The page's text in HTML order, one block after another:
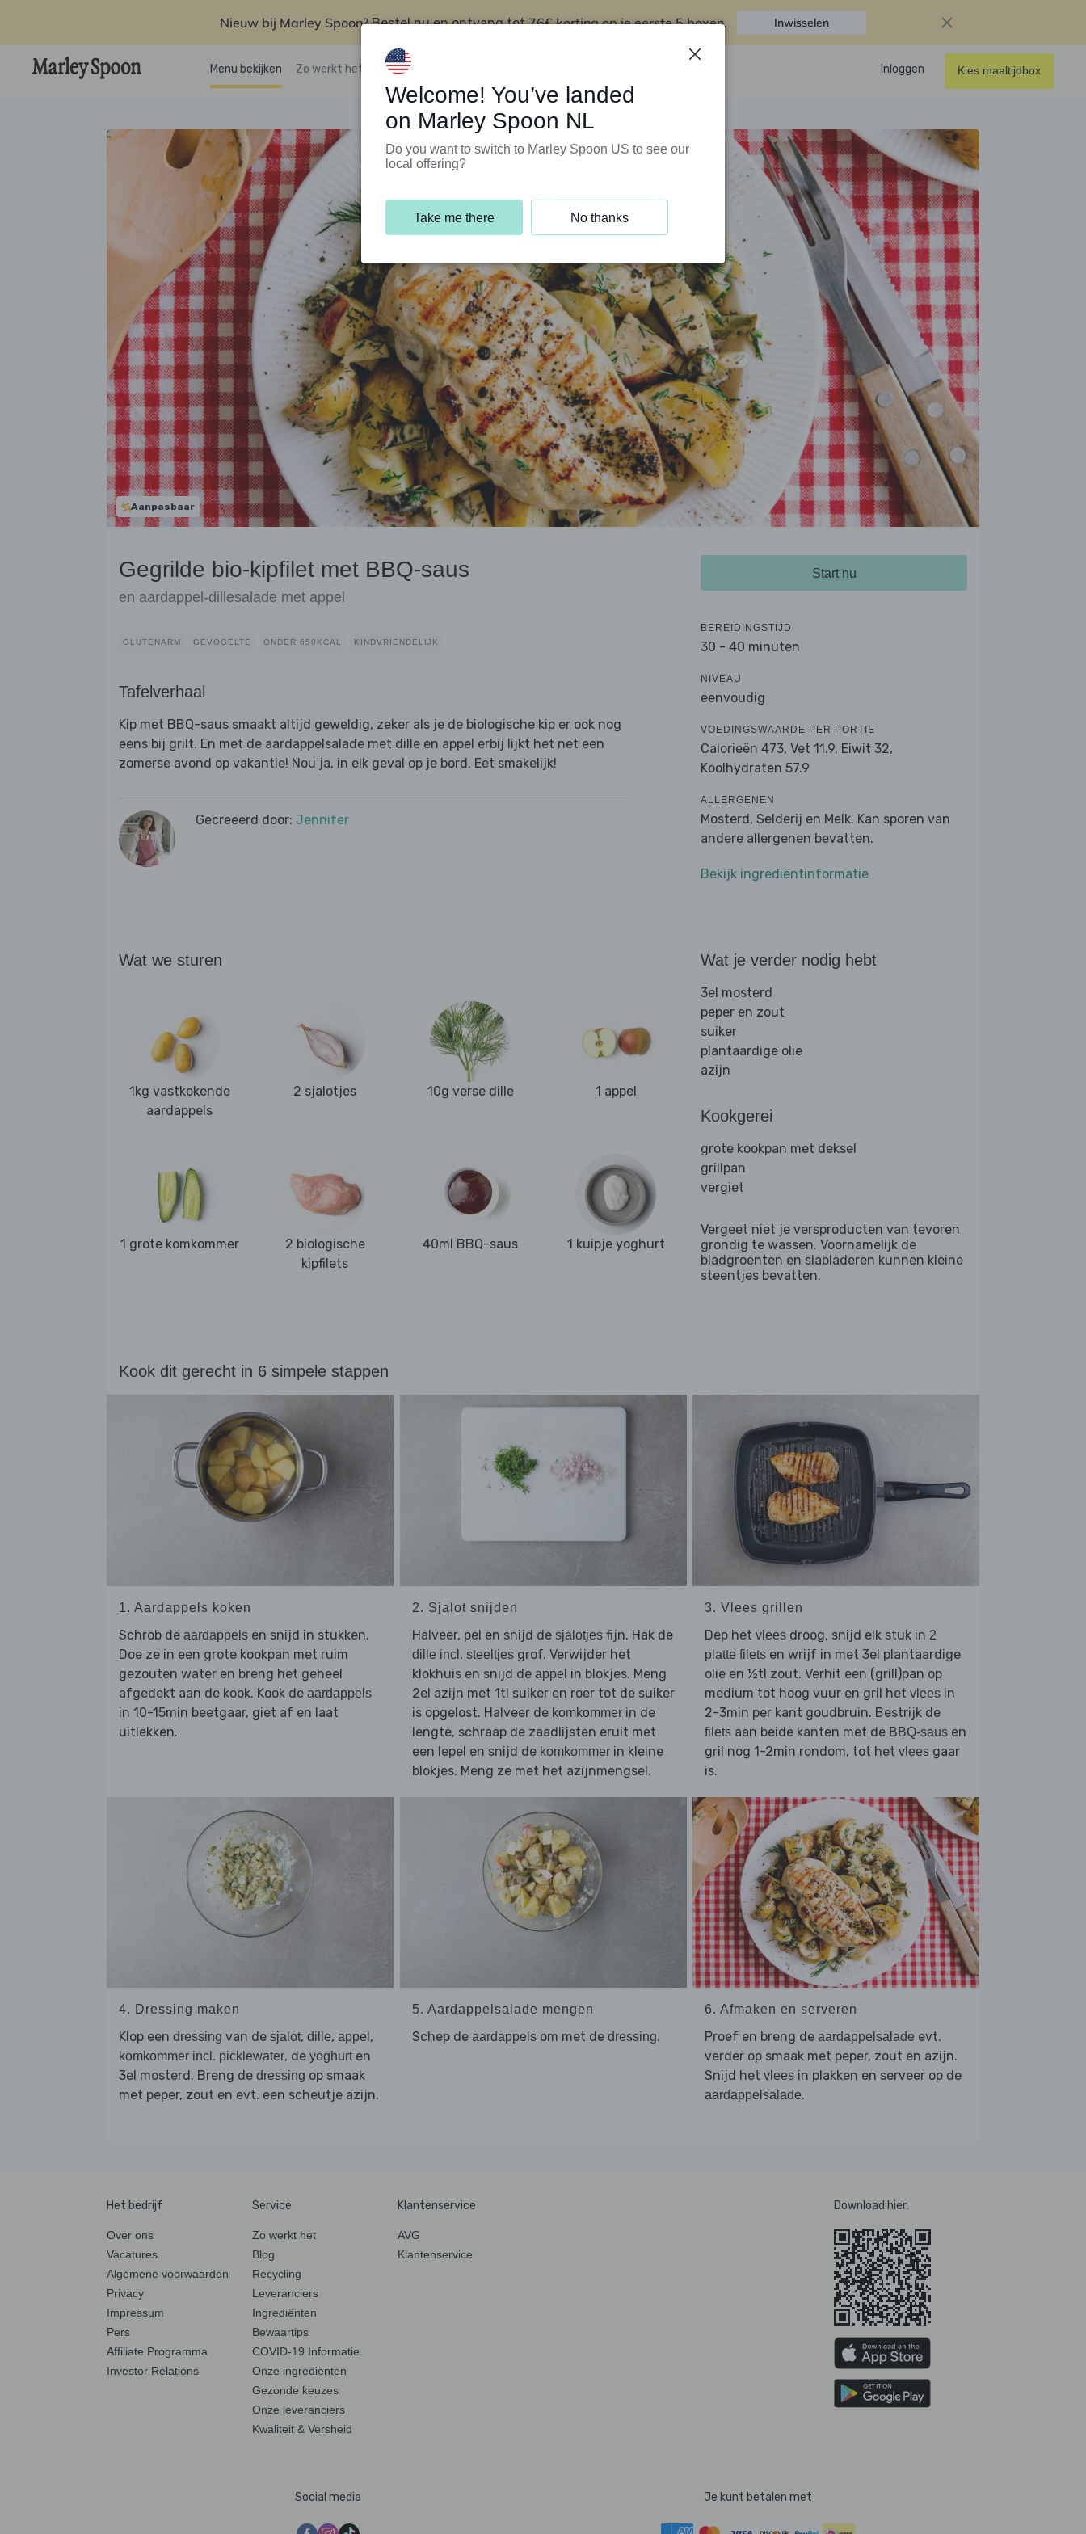
Nieuw bij Marley Spoon?Bestel nu en ontvang tot76€ korting op je eerste 5 boxen. Inwisselen
Menu bekijken Zo werkt het Klantenservice Inloggen Kies maaltijdbox
Aanpasbaar
Gegrilde bio-kipfilet met BBQ-saus
en aardappel-dillesalade met appel
GLUTENARM GEVOGELTE ONDER 650KCAL KINDVRIENDELIJK
Tafelverhaal
Kip met BBQ-saus smaakt altijd geweldig, zeker als je de biologische kip er ook nog
eens bij grilt. En met de aardappelsalade met dille en appel erbij lijkt het net een
zomerse avond op vakantie! Nou ja, in elk geval op je bord. Eet smakelijk!
Gecreëerd door: Jennifer
Start nu
BEREIDINGSTIJD
30 - 40 minuten
NIVEAU
eenvoudig
VOEDINGSWAARDE PER PORTIE
Calorieën 473, Vet 11.9, Eiwit 32,
Koolhydraten 57.9
ALLERGENEN
Mosterd, Selderij en Melk. Kan sporen van
andere allergenen bevatten.
Bekijk ingrediëntinformatie
Wat we sturen
1kg vastkokende
aardappels
2 sjalotjes 10g verse dille 1 appel
1 grote komkommer
2 biologische
kipfilets
40ml BBQ-saus 1 kuipje yoghurt
Wat je verder nodig hebt
3el mosterd
peper en zout
suiker
plantaardige olie
azijn
Kookgerei
grote kookpan met deksel
grillpan
vergiet
Vergeet niet je versproducten van tevoren
grondig te wassen. Voornamelijk de
bladgroenten en slabladeren kunnen kleine
steentjes bevatten.
Kook dit gerecht in 6 simpele stappen
1. Aardappels koken
Schrob de aardappels en snijd in stukken.
Doe ze in een grote kookpan met ruim
gezouten water en breng het geheel
afgedekt aan de kook. Kook de aardappels
in 10-15min beetgaar, giet af en laat
uitlekken.
2. Sjalot snijden
Halveer, pel en snijd de sjalotjesfijn. Hak de
dille incl. steeltjesgrof. Verwijder het
klokhuis en snijd de appel in blokjes. Meng
2el azijn met 1tl suiker en roer tot de suiker
is opgelost. Halveer de komkommerin de
lengte, schraap de zaadlijsten eruit met
een lepel en snijd de komkommerin kleine
blokjes. Meng ze met het azijnmengsel.
3. Vlees grillen
Dep het vlees droog, snijd elk stuk in 2
platte filets en wrijf in met 3el plantaardige
olie en ½tl zout. Verhit een (grill)pan op
medium tot hoog vuur en gril het vlees in
2-3min per kant goudbruin. Bestrijk de
filets aan beide kanten met de BBQ-saus en
gril nog 1-2min rondom, tot het vlees gaar
is.
4. Dressing maken
Klop een dressing van de sjalot, dille, appel ,
komkommer incl. picklewater, de yoghurten
3el mosterd. Breng de dressing op smaak
met peper, zout en evt. een scheutje azijn.
5. Aardappelsalade mengen
Schep de aardappelsom met de dressing.
6. Afmaken en serveren
Proef en breng de aardappelsalade evt.
verder op smaak met peper, zout en azijn.
Snijd het vlees in plakken en serveer op de
aardappelsalade.
Het bedrijf
Over ons
Vacatures
Algemene voorwaarden
Privacy
Impressum
Pers
Affiliate Programma
Investor Relations
Service
Zo werkt het
Blog
Recycling
Leveranciers
Ingrediënten
Bewaartips
COVID-19 Informatie
Onze ingrediënten
Gezonde keuzes
Onze leveranciers
Kwaliteit & Versheid
Klantenservice
AVG
Klantenservice
Download hier:
Social media Je kunt betalen met
Welcome! You’ve landed
on Marley Spoon NL
Do you want to switch to Marley Spoon US to see our
local offering?
Take me there No thanks